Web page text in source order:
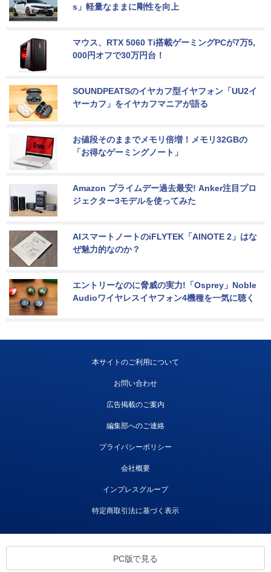
s」軽量なままに剛性を向上
マウス、RTX 5060 Ti搭載ゲーミングPCが7万5,
000円オフで30万円台！
SOUNDPEATSのイヤカフ型イヤフォン「UU2イ
ヤーカフ」をイヤカフマニアが語る
お値段そのままでメモリ倍増！メモリ32GBの
「お得なゲーミングノート」
Amazon プライムデー過去最安! Anker注目プロ
ジェクター3モデルを使ってみた
AIスマートノートのiFLYTEK「AINOTE 2」はな
ぜ魅力的なのか？
エントリーなのに脅威の実力!「Osprey」Noble
Audioワイヤレスイヤフォン4機種を一気に聴く
本サイトのご利用について
お問い合わせ
広告掲載のご案内
編集部へのご連絡
プライバシーポリシー
会社概要
インプレスグループ
特定商取引法に基づく表示
PC版で見る